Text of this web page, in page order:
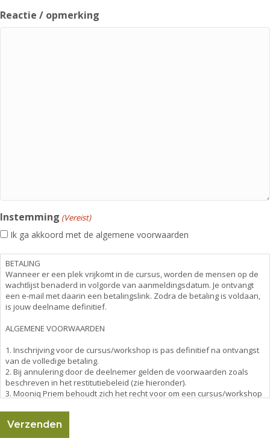
Reactie / opmerking
Instemming (Vereist)
Ik ga akkoord met de algemene voorwaarden
BETALING
Wanneer er een plek vrijkomt in de cursus, worden de mensen op de
wachtlijst benaderd in volgorde van aanmeldingsdatum. Je ontvangt
een e-mail met daarin een betalingslink. Zodra de betaling is voldaan,
is jouw deelname definitief.
ALGEMENE VOORWAARDEN
1. Inschrijving voor de cursus/workshop is pas definitief na ontvangst
van de volledige betaling.
2. Bij annulering door de deelnemer gelden de voorwaarden zoals
beschreven in het restitutiebeleid (zie hieronder).
3. Mooniq Priem behoudt zich het recht voor om een cursus/workshop
6 cursisten) of onvoorziene omstandigheden. In dit geval wordt het
volledige bedrag terugbetaald of een alternatieve datum
aangeboden.